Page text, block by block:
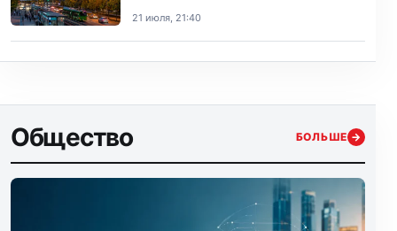
21 июля, 21:40
Общество БОЛЬШЕ →